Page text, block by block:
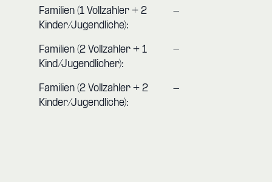
Familien (1 Vollzahler + 2
Kinder/Jugendliche):
-
Familien (2 Vollzahler + 1
Kind/Jugendlicher):
-
Familien (2 Vollzahler + 2
Kinder/Jugendliche):
-